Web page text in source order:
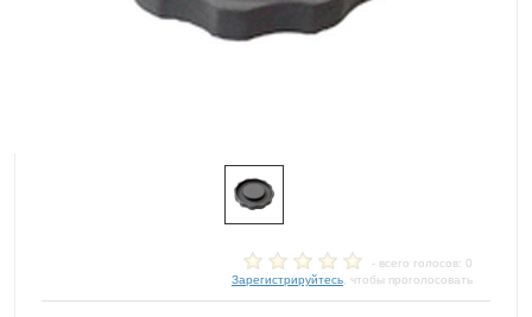
- всего голосов: 0
Зарегистрируйтесь , чтобы проголосовать